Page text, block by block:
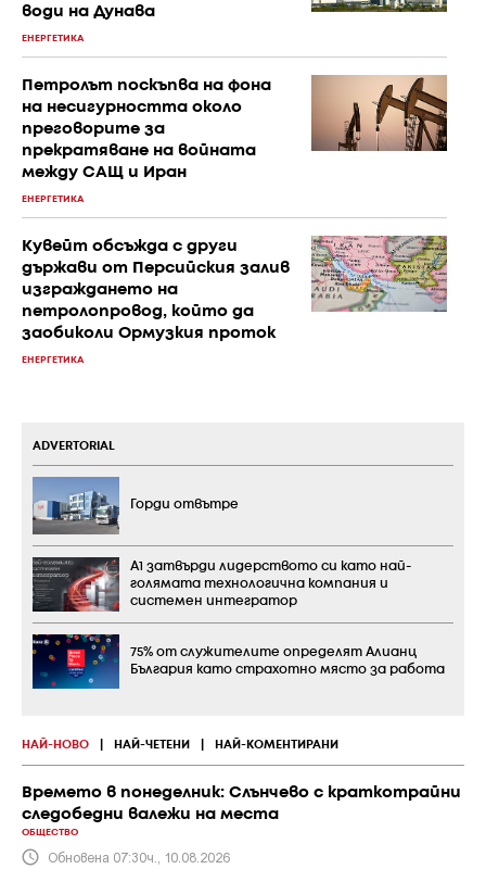
води на Дунава
ЕНЕРГЕТИКА
Петролът поскъпва на фона
на несигурността около
преговорите за
прекратяване на войната
между САЩ и Иран
ЕНЕРГЕТИКА
Кувейт обсъжда с други
държави от Персийския залив
изграждането на
петролопровод, който да
заобиколи Ормузкия проток
ЕНЕРГЕТИКА
НАЙ-НОВО НАЙ-ЧЕТЕНИ НАЙ-КОМЕНТИРАНИ
Времето в понеделник: Слънчево с краткотрайни
следобедни валежи на места
ОБЩЕСТВО
Обновена 07:30ч., 10.08.2026
ADVERTORIAL
Горди отвътре
А1 затвърди лидерството си като най-
голямата технологична компания и
системен интегратор
75% от служителите определят Алианц
България като страхотно място за работа